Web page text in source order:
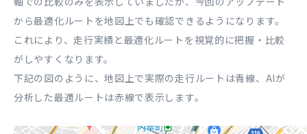
から最適化ルートを地図上でも確認できるようになります。
これにより、走行実績と最適化ルートを視覚的に把握・比較
がしやすくなります。
下記の図のように、地図上で実際の走行ルートは青線、AIが
分析した最適ルートは赤線で表示します。